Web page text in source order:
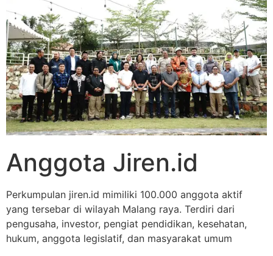
Anggota Jiren.id
Perkumpulan jiren.id mimiliki 100.000 anggota aktif
yang tersebar di wilayah Malang raya. Terdiri dari
pengusaha, investor, pengiat pendidikan, kesehatan,
hukum, anggota legislatif, dan masyarakat umum